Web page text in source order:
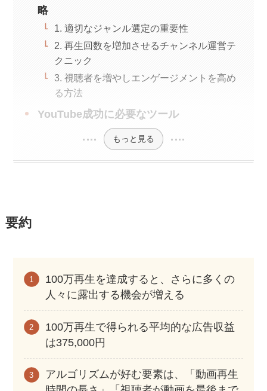
略
1. 適切なジャンル選定の重要性
2. 再生回数を増加させるチャンネル運営テ
クニック
3. 視聴者を増やしエンゲージメントを高め
る方法
YouTube成功に必要なツール
もっと見る
要約
100万再生を達成すると、さらに多くの
人々に露出する機会が増える
100万再生で得られる平均的な広告収益
は375,000円
アルゴリズムが好む要素は、「動画再生